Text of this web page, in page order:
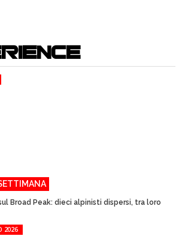
Broad Peak: dieci alpinisti dispersi, tra loro
2026